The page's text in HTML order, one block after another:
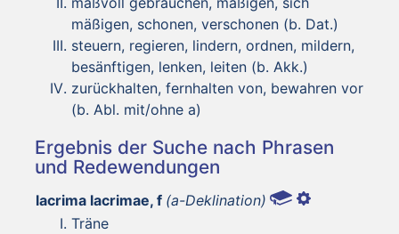
mäßigen, schonen, verschonen (b. Dat.)
steuern, regieren, lindern, ordnen, mildern,
besänftigen, lenken, leiten (b. Akk.)
zurückhalten, fernhalten von, bewahren vor
(b. Abl. mit/ohne a)
Ergebnis der Suche nach Phrasen
und Redewendungen
lacrima lacrimae, f (a-Deklination)
Träne